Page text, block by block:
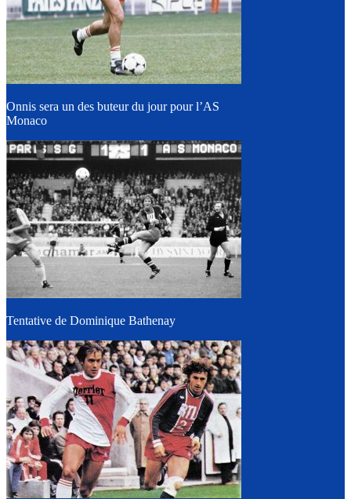
Onnis sera un des buteur du jour pour l’AS
Monaco
Tentative de Dominique Bathenay